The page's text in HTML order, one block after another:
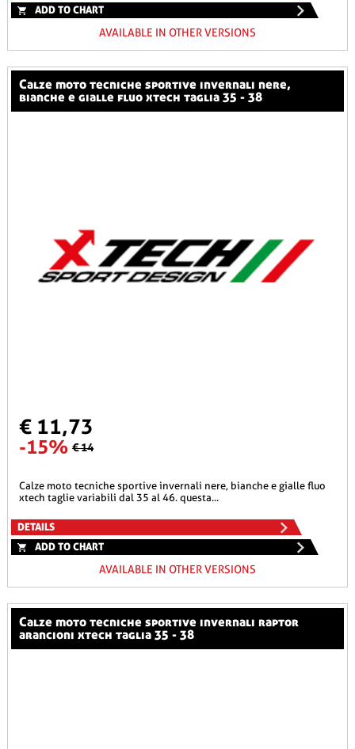
ADD TO CHART
AVAILABLE IN OTHER VERSIONS
calze moto tecniche sportive invernali nere,
bianche e gialle fluo xtech taglia 35 - 38
€ 11,73
-15% € 14
calze moto tecniche sportive invernali nere, bianche e gialle fluo
xtech taglie variabili dal 35 al 46. questa...
DETAILS
ADD TO CHART
AVAILABLE IN OTHER VERSIONS
calze moto tecniche sportive invernali raptor
arancioni xtech taglia 35 - 38